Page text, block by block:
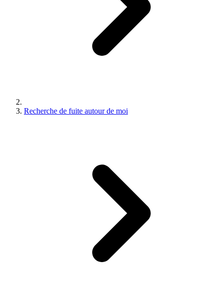
Recherche de fuite autour de moi